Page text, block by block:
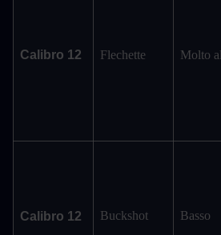
Calibro 12 Flechette Molto
Calibro 12 Buckshot Basso